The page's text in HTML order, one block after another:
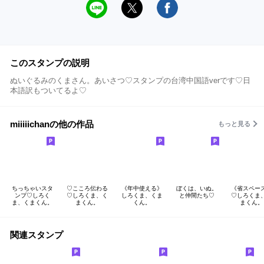
このスタンプの説明
ぬいぐるみのくまさん。あいさつ♡スタンプの台湾中国語verです♡日
本語訳もついてるよ♡
miiiiichanの他の作品 もっと見る
ちっちゃいスタ
ンプ♡しろく
ま、くまくん。
♡こころ伝わる
♡しろくま、く
まくん。
《年中使える》
しろくま、くま
くん。
ぼくは、いぬ。
と仲間たち♡
《省スペー
♡しろくま
まくん。
関連スタンプ